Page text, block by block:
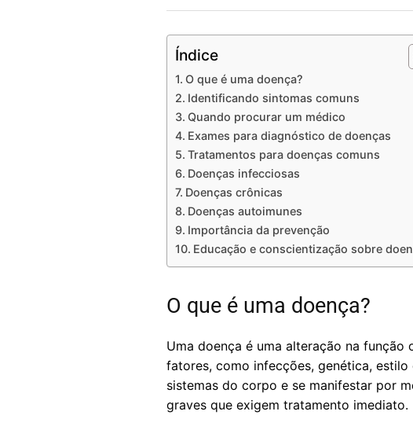
Índice
O que é uma doença?
Identificando sintomas comuns
Quando procurar um médico
Exames para diagnóstico de doenças
Tratamentos para doenças comuns
Doenças infecciosas
Doenças crônicas
Doenças autoimunes
Importância da prevenção
Educação e conscientização sobre
O que é uma doença?
Uma doença é uma alteração na
fatores, como infecções, genética,
sistemas do corpo e se manifestar por
graves que exigem tratamento imediato.